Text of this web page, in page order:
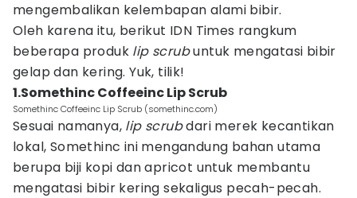
mengembalikan kelembapan alami bibir.
Oleh karena itu, berikut IDN Times rangkum
beberapa produk lip scrubuntuk mengatasi bibir
gelap dan kering. Yuk, tilik!
1.Somethinc Coffeeinc Lip Scrub
Somethinc Coffeeinc Lip Scrub (somethinc.com)
Sesuai namanya, lip scrubdari merek kecantikan
lokal, Somethinc ini mengandung bahan utama
berupa biji kopi dan apricot untuk membantu
mengatasi bibir kering sekaligus pecah-pecah.